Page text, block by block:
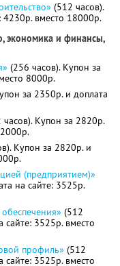
(512 часов).
4230р. вместо 18000р.
экономика и финансы,
(256 часов). Купон за
8000р.
за 2350р. и доплата
часов). Купон за 2820р.
Купон за 2820р. и
(предприятием)»
на сайте: 3525р.
(512
сайте: 3525р. вместо
профиль» (512
сайте: 3525р. вместо